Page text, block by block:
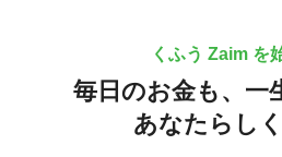
くふう Zaim を
毎日のお金も、 一
あなたらしく